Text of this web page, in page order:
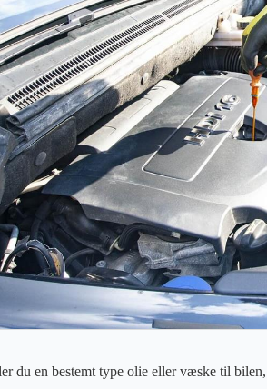
du en bestemt type olie eller væske til